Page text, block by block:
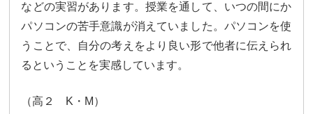
などの実習があります。授業を通して、 いつの間にか
パソコンの苦手意識が消えていました。 パソコンを使
うことで、
自分の考えをより良い形で他者に伝えられ
るということを実感しています。
（高２ K ・ M ）